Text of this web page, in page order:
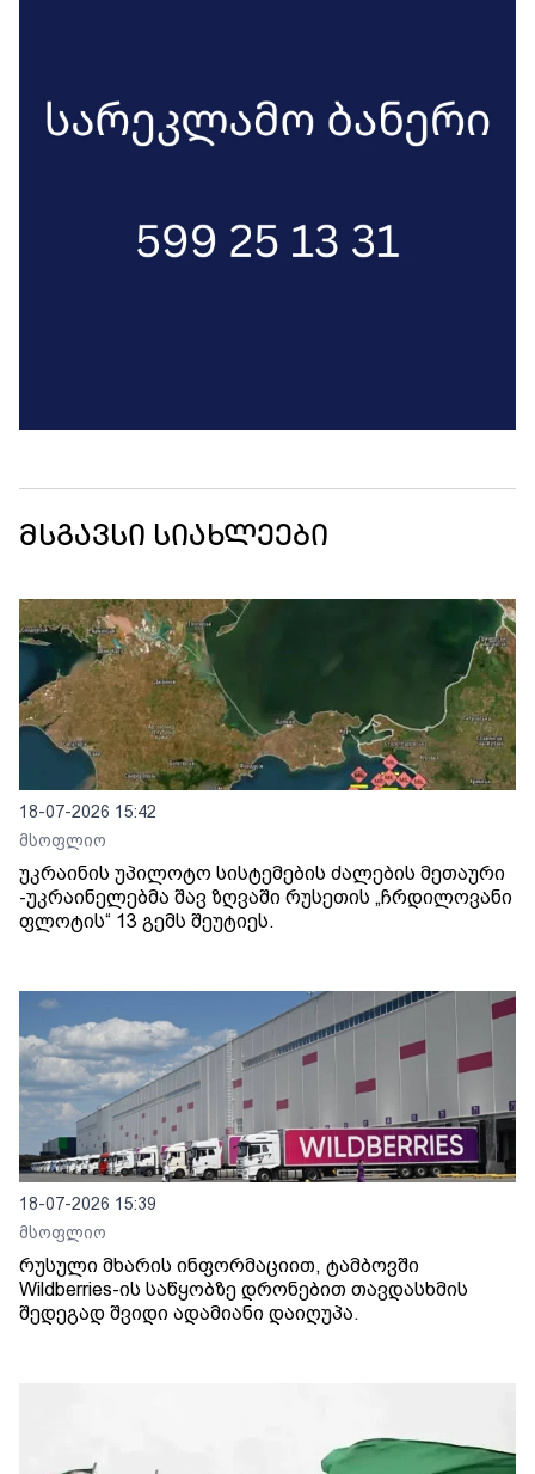
მსგავსი სიახლეები
18-07-2026 15:42
მსოფლიო
უკრაინის უპილოტო სისტემების ძალების მეთაური
-უკრაინელებმა შავ ზღვაში რუსეთის „ჩრდილოვანი
ფლოტის“ 13 გემს შეუტიეს.
18-07-2026 15:39
მსოფლიო
რუსული მხარის ინფორმაციით, ტამბოვში
Wildberries-ის საწყობზე დრონებით თავდასხმის
შედეგად შვიდი ადამიანი დაიღუპა.